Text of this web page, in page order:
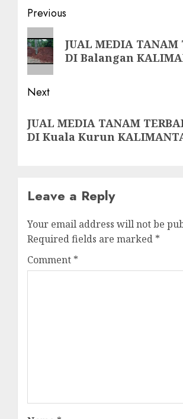
Post
navigation
Previous
Previous
post:
JUAL MEDIA TANAM
DI Balangan
Next
post:
JUAL MEDIA TANAM
DI Kuala Kurun
Leave a Reply
Your email address will not be
Required fields are marked *
Comment *